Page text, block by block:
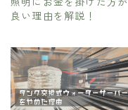
良い理由を解説！